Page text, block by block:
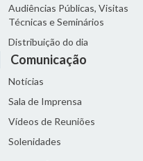
Audiências Públicas, Visitas
Técnicas e Seminários
Distribuição do dia
Comunicação
Notícias
Sala de Imprensa
Vídeos de Reuniões
Solenidades